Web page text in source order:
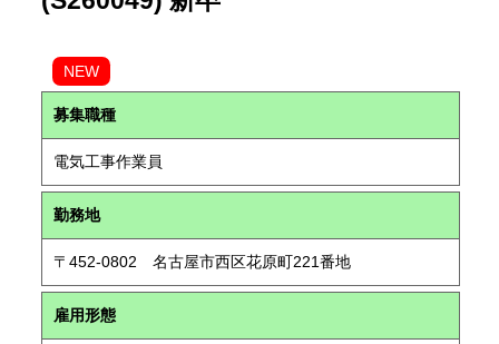
NEW
募集職種
電気工事作業員
勤務地
〒452-0802 名古屋市西区花原町221番地
雇用形態